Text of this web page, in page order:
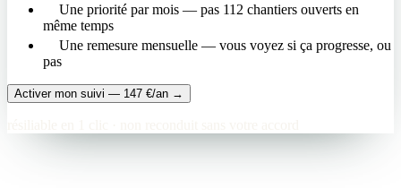
Une priorité par mois — pas 112 chantiers ouverts en
même temps
Une remesure mensuelle — vous voyez si ça progresse, ou
pas
Activer mon suivi — 147 €/an →